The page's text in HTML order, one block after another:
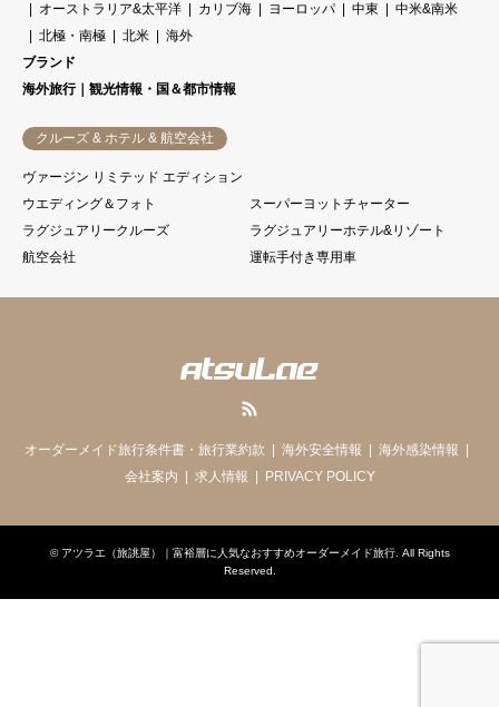
オーストラリア&太平洋
カリブ海 ヨーロッパ 中東
中米&南米
北極・南極
北米
海外
ブランド
海外旅行｜観光情報・国＆都市情報
クルーズ & ホテル & 航空会社
ヴァージン リミテッド エディション
ウエディング＆フォト
スーパーヨットチャーター
ラグジュアリークルーズ
ラグジュアリーホテル&リゾート
航空会社
運転手付き専用車
オーダーメイド旅行条件書・旅行業約款 海外安全情報
海外感染情報
会社案内
求人情報 PRIVACY POLICY
© アツラエ（旅誂屋）｜富裕層に人気なおすすめオーダーメイド旅行. All Rights
Reserved.